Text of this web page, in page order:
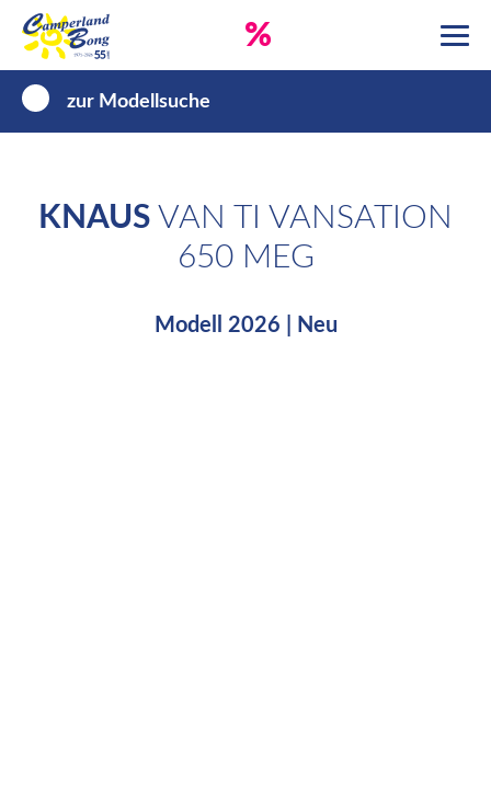
%
zur Modellsuche
KNAUS VAN TI VANSATION
650 MEG
Modell 2026 | Neu